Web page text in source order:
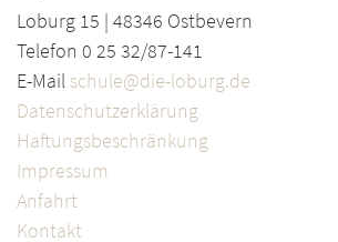
Loburg 15 | 48346 Ostbevern
Telefon 0 25 32/87-141
E-Mail schule@die-loburg.de
Datenschutzerklärung
Haftungsbeschränkung
Impressum
Anfahrt
Kontakt